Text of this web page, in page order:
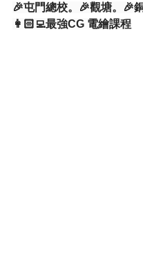
🎉屯門總校。🎉觀塘。🎉
👩🏻‍💻最強CG 電繪課程